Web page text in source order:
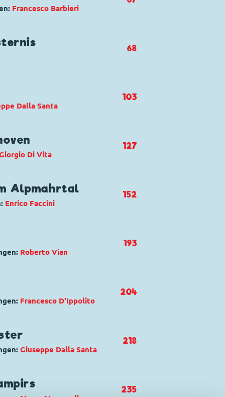
fantasma
Francesco Barbieri
68
Dalla Santa
del brivido
103
Di Vita
,Dagobert Duck ,Phantomias
127
Alpmahrtal
Enrico Faccini
152
Roberto Vian
193
Francesco D'Ippolito
, Gundel Gaukeley
204
Giuseppe Dalla Santa
,Dussel Duck
218
235